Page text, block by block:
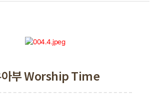
아부 Worship Time